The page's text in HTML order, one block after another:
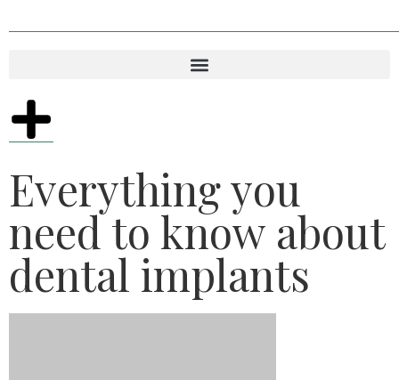
Everything you
need to know about
dental implants